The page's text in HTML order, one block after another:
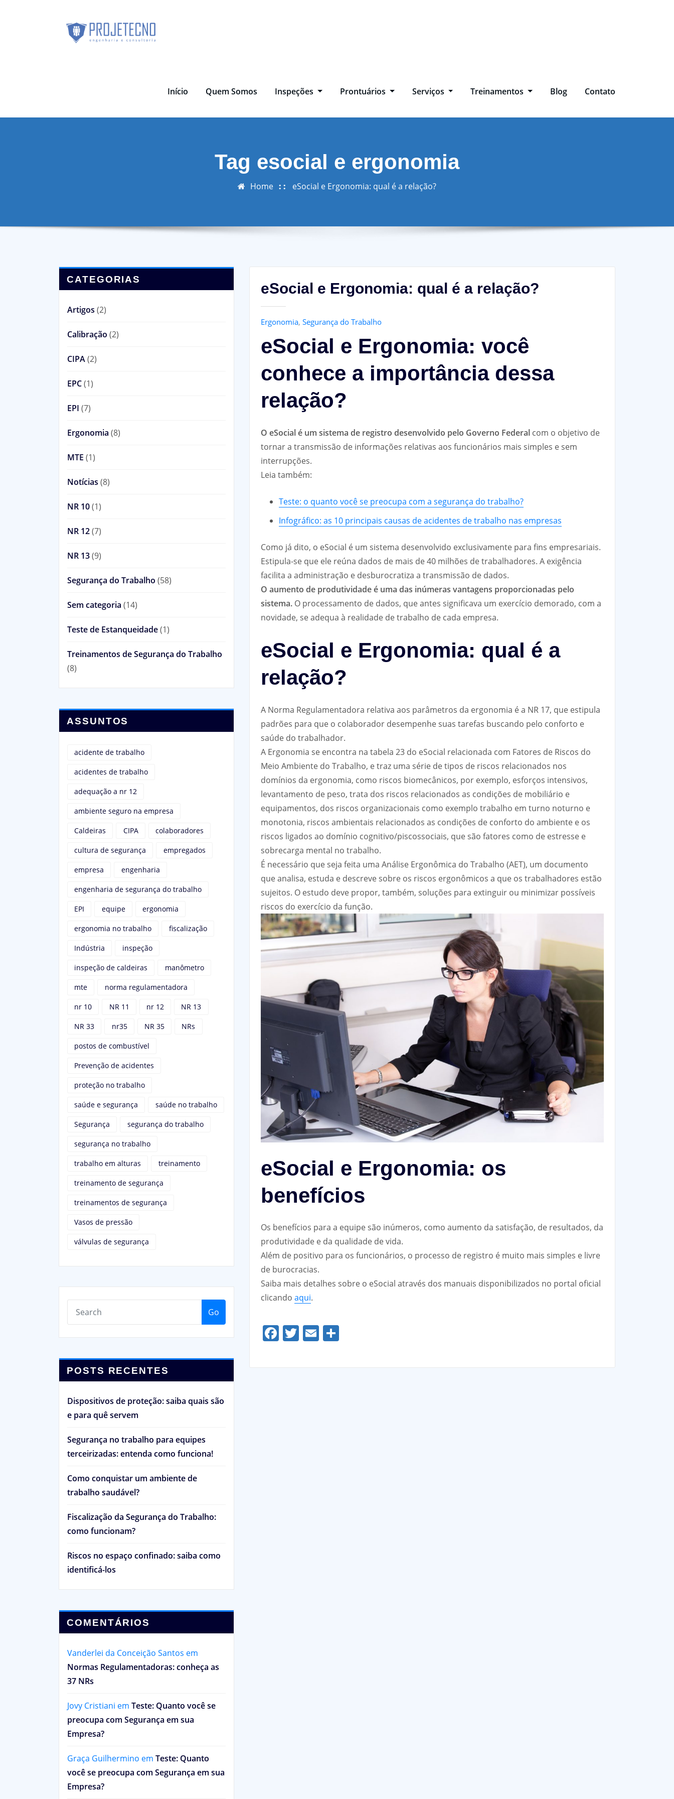
Início Quem Somos Inspeções Prontuários Serviços Treinamentos Blog Contato
Tag esocial e ergonomia
Home eSocial e Ergonomia: qual é a relação?
CATEGORIAS
Artigos (2)
Calibração (2)
CIPA(2)
EPC(1)
EPI (7)
Ergonomia (8)
MTE (1)
Notícias (8)
NR 10(1)
NR 12(7)
NR 13(9)
Segurança do Trabalho (58)
Sem categoria (14)
Teste de Estanqueidade(1)
Treinamentos de Segurança do Trabalho
(8)
ASSUNTOS
acidente de trabalho
acidentes de trabalho
adequação a nr 12
ambiente seguro na empresa
Caldeiras CIPA colaboradores
cultura de segurança empregados
empresa engenharia
engenharia de segurança do trabalho
EPI equipe ergonomia
ergonomia no trabalho fiscalização
Indústria inspeção
inspeção de caldeiras manômetro
mte norma regulamentadora
nr 10 NR 11 nr 12 NR 13
NR 33 nr35 NR 35 NRs
postos de combustível
Prevenção de acidentes
proteção no trabalho
saúde e segurança saúde no trabalho
Segurança segurança do trabalho
segurança no trabalho
trabalho em alturas treinamento
treinamento de segurança
treinamentos de segurança
Vasos de pressão
válvulas de segurança
Go
POSTS RECENTES
Dispositivos de proteção: saiba quais são
e para quê servem
Segurança no trabalho para equipes
terceirizadas: entenda como funciona!
Como conquistar um ambiente de
trabalho saudável?
Fiscalização da Segurança do Trabalho:
como funcionam?
Riscos no espaço confinado: saiba como
identificá-los
COMENTÁRIOS
Vanderlei da Conceição Santos em
Normas Regulamentadoras: conheça as
37 NRs
Jovy Cristiani em Teste: Quanto você se
preocupa com Segurança em sua
Empresa?
Graça Guilhermino em Teste: Quanto
você se preocupa com Segurança em sua
Empresa?
eSocial e Ergonomia: qual é a relação?
Ergonomia, Segurança do Trabalho
eSocial e Ergonomia: você
conhece a importância dessa
relação?
O eSocial é um sistema de registro desenvolvido pelo Governo Federal com o objetivo de
tornar a transmissão de informações relativas aos funcionários mais simples e sem
interrupções.
Leia também:
Teste: o quanto você se preocupa com a segurança do trabalho?
Infográfico: as 10 principais causas de acidentes de trabalho nas empresas
Como já dito, o eSocial é um sistema desenvolvido exclusivamente para fins empresariais.
Estipula-se que ele reúna dados de mais de 40 milhões de trabalhadores. A exigência
facilita a administração e desburocratiza a transmissão de dados.
O aumento de produtividade é uma das inúmeras vantagens proporcionadas pelo
sistema. O processamento de dados, que antes significava um exercício demorado, com a
novidade, se adequa à realidade de trabalho de cada empresa.
eSocial e Ergonomia: qual é a
relação?
A Norma Regulamentadora relativa aos parâmetros da ergonomia é a NR 17, que estipula
padrões para que o colaborador desempenhe suas tarefas buscando pelo conforto e
saúde do trabalhador.
A Ergonomia se encontra na tabela 23 do eSocial relacionada com Fatores de Riscos do
Meio Ambiente do Trabalho, e traz uma série de tipos de riscos relacionados nos
domínios da ergonomia, como riscos biomecânicos, por exemplo, esforços intensivos,
levantamento de peso, trata dos riscos relacionados as condições de mobiliário e
equipamentos, dos riscos organizacionais como exemplo trabalho em turno noturno e
monotonia, riscos ambientais relacionados as condições de conforto do ambiente e os
riscos ligados ao domínio cognitivo/piscossociais, que são fatores como de estresse e
sobrecarga mental no trabalho.
É necessário que seja feita uma Análise Ergonômica do Trabalho (AET), um documento
que analisa, estuda e descreve sobre os riscos ergonômicos a que os trabalhadores estão
sujeitos. O estudo deve propor, também, soluções para extinguir ou minimizar possíveis
riscos do exercício da função.
eSocial e Ergonomia: os
benefícios
Os benefícios para a equipe são inúmeros, como aumento da satisfação, de resultados, da
produtividade e da qualidade de vida.
Além de positivo para os funcionários, o processo de registro é muito mais simples e livre
de burocracias.
Saiba mais detalhes sobre o eSocial através dos manuais disponibilizados no portal oficial
clicando aqui.
Facebook
Twitter
Email